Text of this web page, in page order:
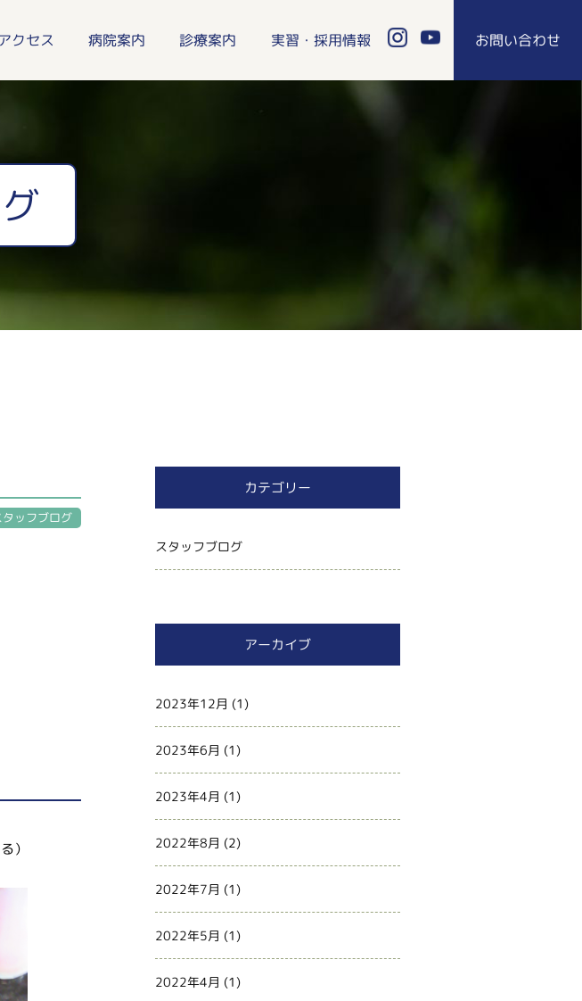
アクセス 病院案内 診療案内 実習・採用情報 お問い合わせ
タッフブログ
）
カテゴリー
スタッフブログ
アーカイブ
2023年12月 (1)
2023年6月 (1)
2023年4月 (1)
2022年8月 (2)
2022年7月 (1)
2022年5月 (1)
2022年4月 (1)